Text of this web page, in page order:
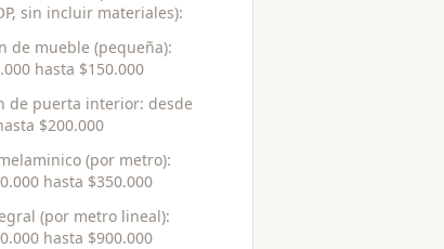
sin incluir materiales):
de mueble (pequeña):
hasta $150.000
de puerta interior: desde
$200.000
(por metro):
hasta $350.000
(por metro lineal):
hasta $900.000